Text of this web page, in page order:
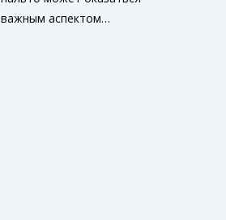
своего гардероба. Также
она подарит несколько
важным аспектом